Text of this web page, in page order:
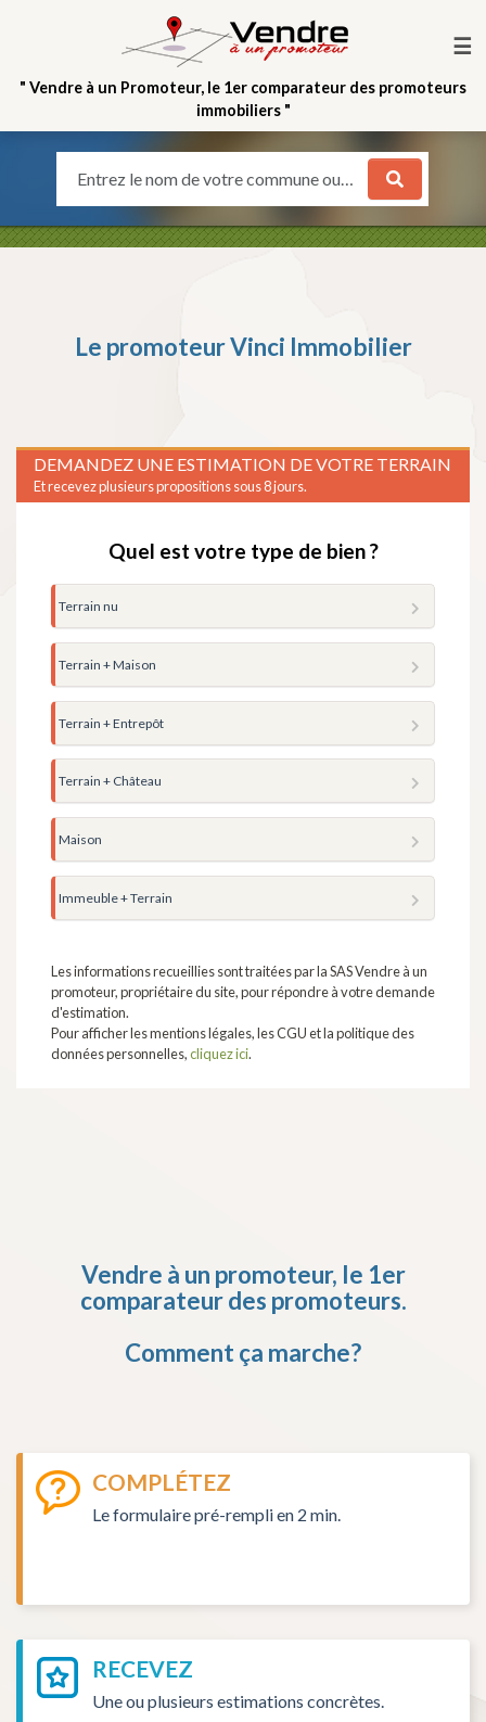
☰
" Vendre à un Promoteur, le 1er comparateur des promoteurs
immobiliers "
Entrez le nom de votre commune ou votre quartier
Le promoteurVinci Immobilier
DEMANDEZ UNE ESTIMATION DE VOTRE TERRAIN
Et recevez plusieurs propositions sous 8 jours.
Quel est votre type de bien ?
Terrain nu
Terrain + Maison
Terrain + Entrepôt
Terrain + Château
Maison
Immeuble + Terrain
Les informations recueillies sont traitées par la SAS Vendre à un
promoteur, propriétaire du site, pour répondre à votre demande
d'estimation.
Pour afficher les mentions légales, les CGU et la politique des
données personnelles,cliquez ici.
Vendre à un promoteur, le 1er
comparateur des promoteurs.
Comment ça marche?
COMPLÉTEZ
Le formulaire pré-rempli en 2 min.
RECEVEZ
Une ou plusieurs estimations concrètes.